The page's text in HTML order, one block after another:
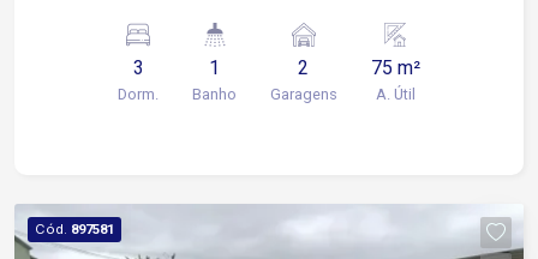
com box Blindex e gabinete Área de serviço
Quintal com churrasqueira Garagem coberta para
2 carros 5 minutos da Rodovia Santos Dumont,
Sorocaba 15 minutos da Avenida Dom Aguirre,
com acesso à região central e a outras áreas da
3
Dorm.
1
Banho
2
Garagens
75 m²
A. Útil
Cód. 897581